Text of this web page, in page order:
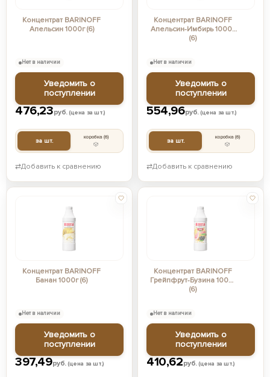
Концентрат BARINOFF
Апельсин 1000г (6)
476,23руб.(цена за шт.)
за шт. коробка(6)
Нет в наличии
Уведомить о
поступлении
⇄Добавить к сравнению
Концентрат BARINOFF
Апельсин-Имбирь 1000г
(6)
554,96руб.(цена за шт.)
за шт. коробка(6)
Нет в наличии
Уведомить о
поступлении
⇄Добавить к сравнению
Концентрат BARINOFF
Банан 1000г (6)
397,49руб.(цена за шт.)
Нет в наличии
Уведомить о
поступлении
Концентрат BARINOFF
Грейпфрут-Бузина 1000г
(6)
410,62руб.(цена за шт.)
Нет в наличии
Уведомить о
поступлении